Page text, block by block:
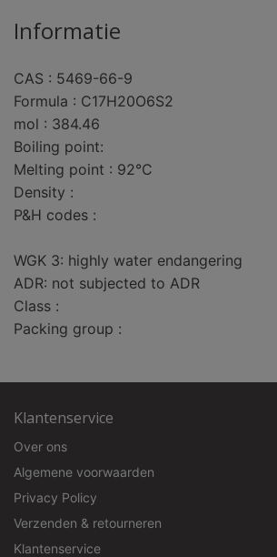
Informatie
CAS : 5469-66-9
Formula : C17H20O6S2
mol : 384.46
Boiling point:
Melting point : 92°C
Density :
P&H codes :
WGK 3: highly water endangering
ADR: not subjected to ADR
Class :
Packing group :
Klantenservice
Over ons
Algemene voorwaarden
Privacy Policy
Verzenden & retourneren
Klantenservice